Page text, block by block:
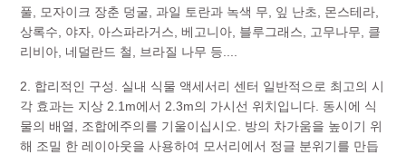
풀, 모자이크 장춘 덩굴, 과일 토란과 녹색 무, 잎 난초, 몬스테라,
상록수, 야자, 아스파라거스, 베고니아, 블루그래스, 고무나무, 클
리비아, 네덜란드 철, 브라질 나무 등....
2. 합리적인 구성. 실내 식물 액세서리 센터 일반적으로 최고의 시
각 효과는 지상 2.1m에서 2.3m의 가시선 위치입니다. 동시에 식
물의 배열, 조합에주의를 기울이십시오. 방의 차가움을 높이기 위
해 조밀 한 레이아웃을 사용하여 모서리에서 정글 분위기를 만듭